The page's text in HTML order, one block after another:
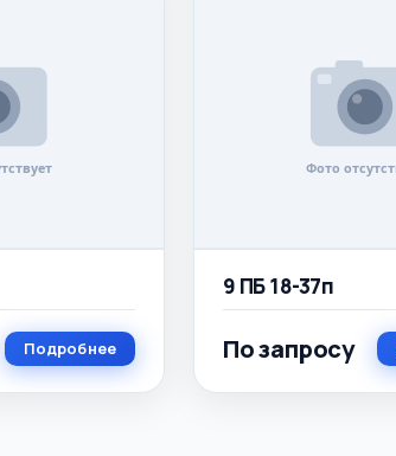
Подробнее
9 ПБ 18-37п
По запросу